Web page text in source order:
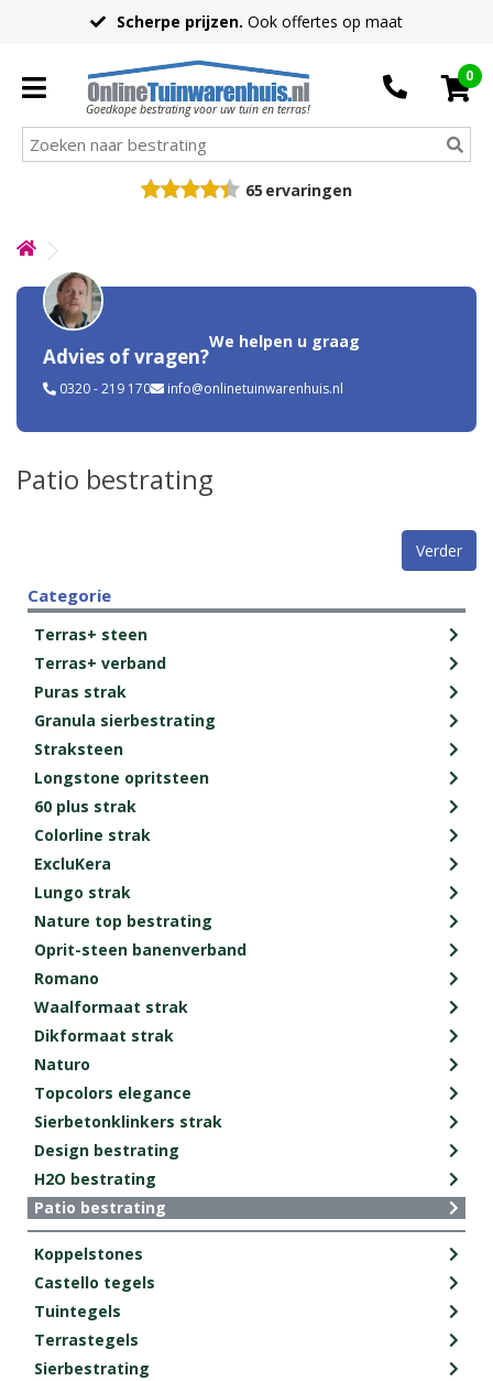
Scherpe prijzen. Ook offertes op maat
Goedkope bestrating voor uw tuin en terras!
0
65 ervaringen
Categorie
Terras+ steen
Terras+ verband
Puras strak
Granula sierbestrating
Straksteen
Longstone opritsteen
60 plus strak
Colorline strak
ExcluKera
Lungo strak
Nature top bestrating
Oprit-steen banenverband
Romano
Waalformaat strak
Dikformaat strak
Naturo
Topcolors elegance
Sierbetonklinkers strak
Design bestrating
H2O bestrating
Patio bestrating
Koppelstones
Castello tegels
Tuintegels
Terrastegels
Sierbestrating
Advies of vragen?
We helpen u graag
0320 - 219 170 info@onlinetuinwarenhuis.nl
Patio bestrating
Verder